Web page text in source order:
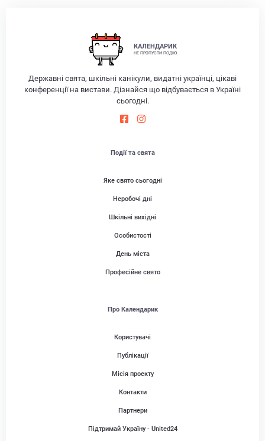
КАЛЕНДАРИК
НЕ ПРОПУСТИ ПОДІЮ
Державні свята, шкільні канікули, видатні українці, цікаві
конференції на вистави. Дізнайся що відбувається в Україні
сьогодні.
Події та свята
Яке свято сьогодні
Неробочі дні
Шкільні вихідні
Особистості
День міста
Професійне свято
Про Календарик
Користувачі
Публікації
Місія проекту
Контакти
Партнери
Підтримай Україну - United24